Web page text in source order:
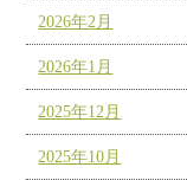
2026年2月
2026年1月
2025年12月
2025年10月